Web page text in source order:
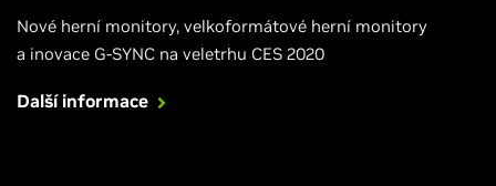
Nové herní monitory, velkoformátové herní monitory
a inovace G-SYNC na veletrhu CES 2020
Další informace